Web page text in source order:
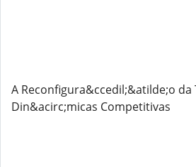
A Reconfigura&ccedil;&atilde;o da
Din&acirc;micas Competitivas